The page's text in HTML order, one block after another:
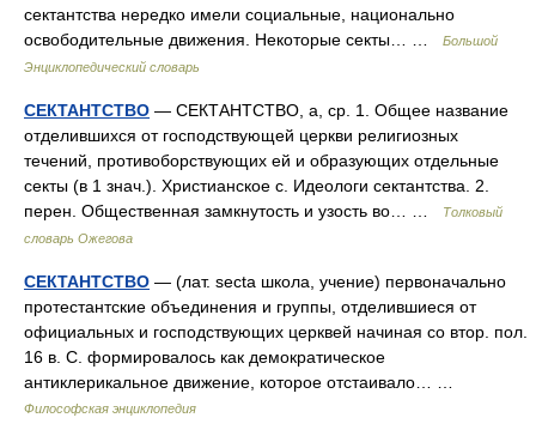
сектантства нередко имели социальные, национально
освободительные движения. Некоторые секты… …
Большой
Энциклопедический словарь
СЕКТАНТСТВО — СЕКТАНТСТВО, а, ср. 1. Общее название
отделившихся от господствующей церкви религиозных
течений, противоборствующих ей и образующих отдельные
секты (в 1 знач.). Христианское с. Идеологи сектантства. 2.
перен. Общественная замкнутость и узость во… …
Толковый
словарь Ожегова
СЕКТАНТСТВО — (лат. secta школа, учение) первоначально
протестантские объединения и группы, отделившиеся от
официальных и господствующих церквей начиная со втор. пол.
16 в. С. формировалось как демократическое
антиклерикальное движение, которое отстаивало… …
Философская энциклопедия